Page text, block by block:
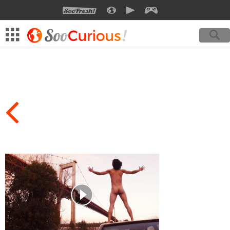
SOOFRESHSOOCURIOUSSOOMOTION